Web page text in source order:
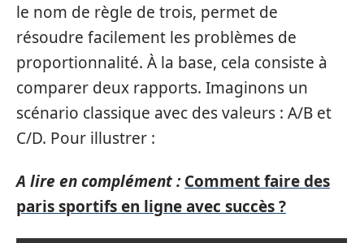
le nom de règle de trois, permet de
résoudre facilement les problèmes de
proportionnalité. À la base, cela consiste à
comparer deux rapports. Imaginons un
scénario classique avec des valeurs : A/B et
C/D. Pour illustrer :
A lire en complément : Comment faire des
paris sportifs en ligne avec succès ?